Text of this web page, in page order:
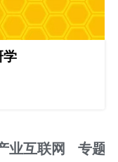
学
业互联网 专题